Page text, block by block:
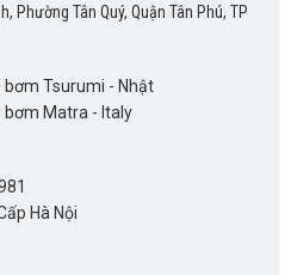
Phường Tân Quý, Quận Tân Phú, TP
bơm Tsurumi - Nhật
bơm Matra - Italy
Hà Nội